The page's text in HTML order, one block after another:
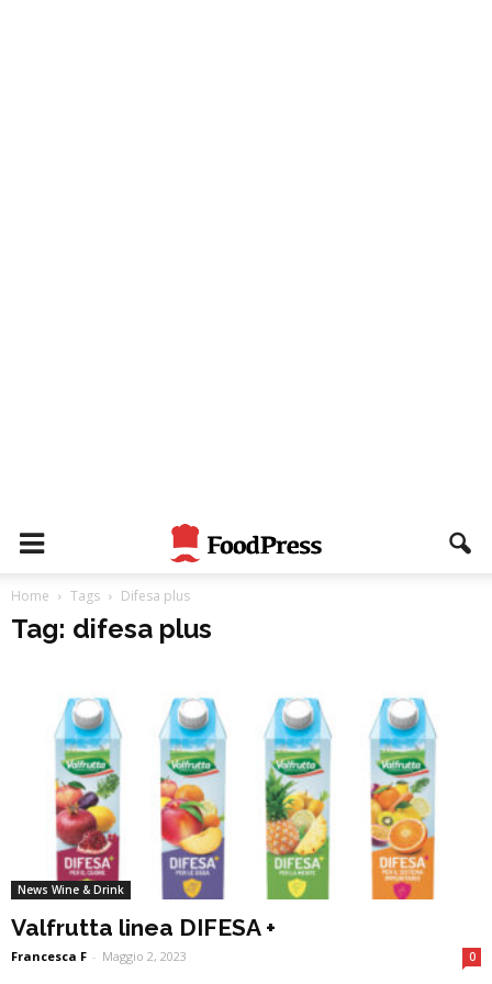
Home Tags Difesa plus
Tag: difesa plus
News Wine & Drink
Valfrutta linea DIFESA +
Francesca F - Maggio 2, 2023 0